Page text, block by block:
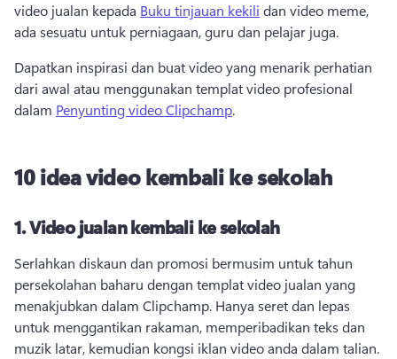
video jualan kepada Buku tinjauan kekili dan video meme,
ada sesuatu untuk perniagaan, guru dan pelajar juga.
Dapatkan inspirasi dan buat video yang menarik perhatian
dari awal atau menggunakan templat video profesional
dalam Penyunting video Clipchamp.
10 idea video kembali ke sekolah
1.Video jualan kembali ke sekolah
Serlahkan diskaun dan promosi bermusim untuk tahun
persekolahan baharu dengan templat video jualan yang
menakjubkan dalam Clipchamp. Hanya seret dan lepas
untuk menggantikan rakaman, memperibadikan teks dan